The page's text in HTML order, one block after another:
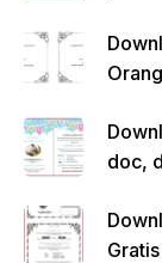
doc,